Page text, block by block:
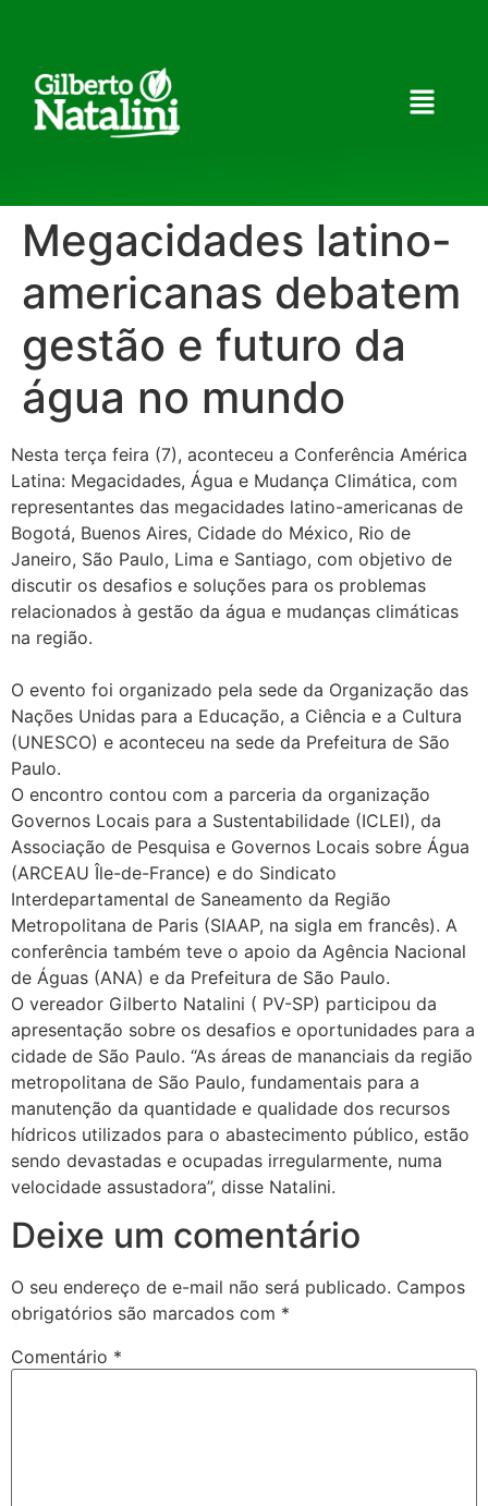
Megacidades latino-
americanas debatem
gestão e futuro da
água no mundo
Nesta terça feira (7), aconteceu a Conferência América
Latina: Megacidades, Água e Mudança Climática, com
representantes das megacidades latino-americanas de
Bogotá, Buenos Aires, Cidade do México, Rio de
Janeiro, São Paulo, Lima e Santiago, com objetivo de
discutir os desafios e soluções para os problemas
relacionados à gestão da água e mudanças climáticas
na região.
O evento foi organizado pela sede da Organização das
Nações Unidas para a Educação, a Ciência e a Cultura
(UNESCO) e aconteceu na sede da Prefeitura de São
Paulo.
O encontro contou com a parceria da organização
Governos Locais para a Sustentabilidade (ICLEI), da
Associação de Pesquisa e Governos Locais sobre Água
(ARCEAU Île-de-France) e do Sindicato
Interdepartamental de Saneamento da Região
Metropolitana de Paris (SIAAP, na sigla em francês). A
conferência também teve o apoio da Agência Nacional
de Águas (ANA) e da Prefeitura de São Paulo.
O vereador Gilberto Natalini ( PV-SP) participou da
apresentação sobre os desafios e oportunidades para a
cidade de São Paulo. “As áreas de mananciais da região
metropolitana de São Paulo, fundamentais para a
manutenção da quantidade e qualidade dos recursos
hídricos utilizados para o abastecimento público, estão
sendo devastadas e ocupadas irregularmente, numa
velocidade assustadora”, disse Natalini.
Deixe um comentário
O seu endereço de e-mail não será publicado. Campos
obrigatórios são marcados com *
Comentário *